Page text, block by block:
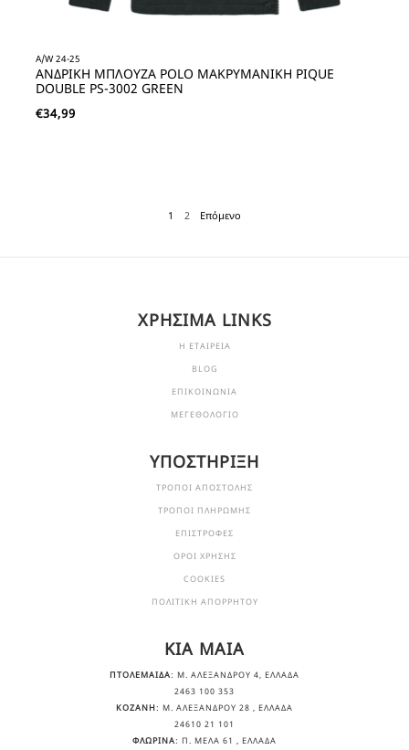
A/W 24-25
ΑΝΔΡΙΚΗ ΜΠΛΟΥΖΑ POLO ΜΑΚΡΥΜΑΝΙΚΗ PIQUE
DOUBLE PS-3002 GREEN
€34,99
1 2 Επόμενο
ΧΡΗΣΙΜΑ LINKS
Η ΕΤΑΙΡΕΙΑ
BLOG
ΕΠΙΚΟΙΝΩΝΙΑ
ΜΕΓΕΘΟΛΟΓΙΟ
ΥΠΟΣΤΗΡΙΞΗ
ΤΡΟΠΟΙ ΑΠΟΣΤΟΛΗΣ
ΤΡΟΠΟΙ ΠΛΗΡΩΜΗΣ
ΕΠΙΣΤΡΟΦΕΣ
ΟΡΟΙ ΧΡΗΣΗΣ
COOKIES
ΠΟΛΙΤΙΚΗ ΑΠΟΡΡΗΤΟΥ
KIA MAIA
ΠΤΟΛΕΜΑΙΔΑ: Μ. ΑΛΕΞΆΝΔΡΟΥ 4, ΕΛΛΆΔΑ
2463 100 353
ΚΟΖΑΝΗ: Μ. ΑΛΕΞΆΝΔΡΟΥ 28 , ΕΛΛΆΔΑ
24610 21 101
ΦΛΩΡΙΝΑ: Π. ΜΕΛΑ 61 , ΕΛΛΆΔΑ